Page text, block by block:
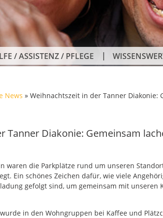
/ ASSISTENZ / PFLEGE
News » Weihnachtszeit in der Tanner Diakonie:
Tanner Diakonie: Gemeinsam
waren die Parkplätze rund um unseren
Ein schönes Zeichen dafür, wie viele
gefolgt sind, um gemeinsam mit unseren
in den Wohngruppen bei Kaffee und